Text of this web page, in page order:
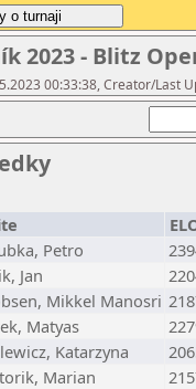
2023 - Blitz
00:33:38, Creator/Last
Petro
Jan
Mikkel Manosri
Matyas
Katarzyna
Marian